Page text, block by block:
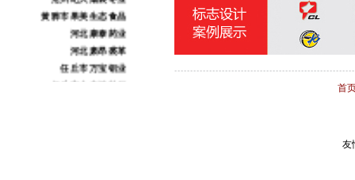
黄骅市果美生态食品
河北康泰药业
河北肃昂裘革
任丘市万宝铝业
任丘市金鑫链轮厂
首
友